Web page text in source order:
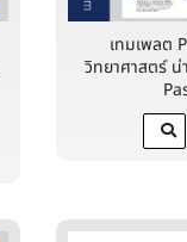
เทมเพลต
วิทยาศาสตร์ น่